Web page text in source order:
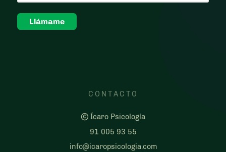
CONTACTO
Ícaro Psicología
91 005 93 55
info@icaropsicologia.com